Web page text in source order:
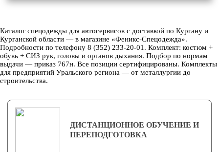
Каталог спецодежды для автосервисов с доставкой по Кургану и
Курганской области — в магазине «Феникс-Спецодежда».
Подробности по телефону 8 (352) 233-20-01. Комплект: костюм +
обувь + СИЗ рук, головы и органов дыхания. Подбор по нормам
выдачи — приказ 767н. Все позиции сертифицированы. Комплекты
для предприятий Уральского региона — от металлургии до
строительства.
ДИСТАНЦИОННОЕ ОБУЧЕНИЕ И
ПЕРЕПОДГОТОВКА